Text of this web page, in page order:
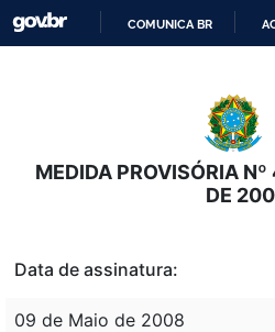
O
COMUNICA BR
MEDIDA PROVISÓRIA
DE
Data de assinatura:
09 de Maio de 2008